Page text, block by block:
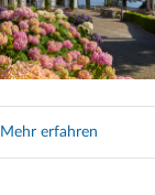
Mehr erfahren